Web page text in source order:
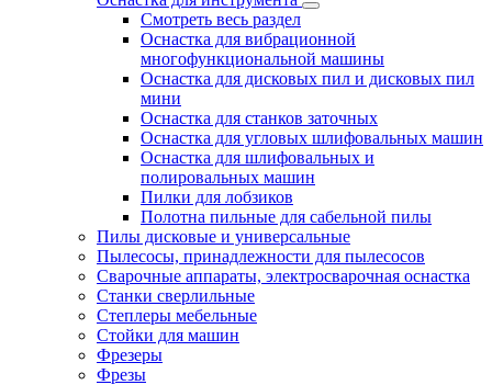
Смотреть весь раздел
Оснастка для вибрационной
многофункциональной машины
Оснастка для дисковых пил и дисковых пил
мини
Оснастка для станков заточных
Оснастка для угловых шлифовальных машин
Оснастка для шлифовальных и
полировальных машин
Пилки для лобзиков
Полотна пильные для сабельной пилы
Пилы дисковые и универсальные
Пылесосы, принадлежности для пылесосов
Сварочные аппараты, электросварочная оснастка
Станки сверлильные
Степлеры мебельные
Стойки для машин
Фрезеры
Фрезы